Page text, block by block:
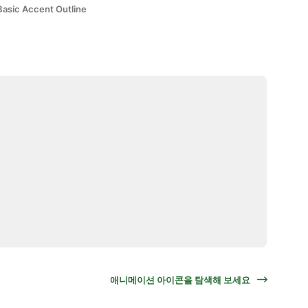
Accent Outline
애니메이션 아이콘을 탐색해 보세요